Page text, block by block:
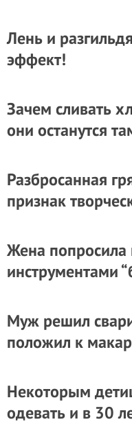
Лень и
эффект!
Зачем сливать
они останутся
Разбросанная
признак
Жена попросила
инструментами
Муж решил
положил к
Некоторым
одевать и в 30